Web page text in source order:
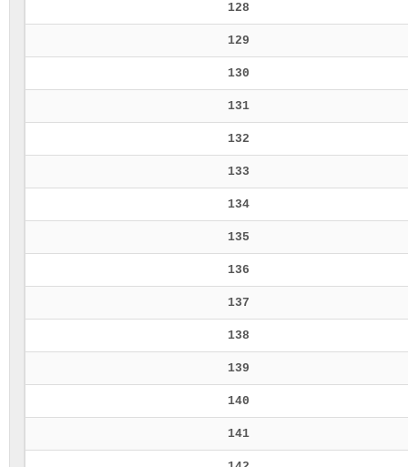
128
129
130
131
132
133
134
135
136
137
138
139
140
141